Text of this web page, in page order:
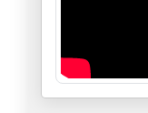
ات
06/